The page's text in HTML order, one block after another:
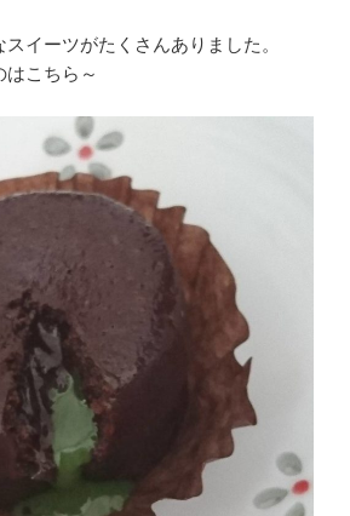
イーツがたくさんありました。
こちら～